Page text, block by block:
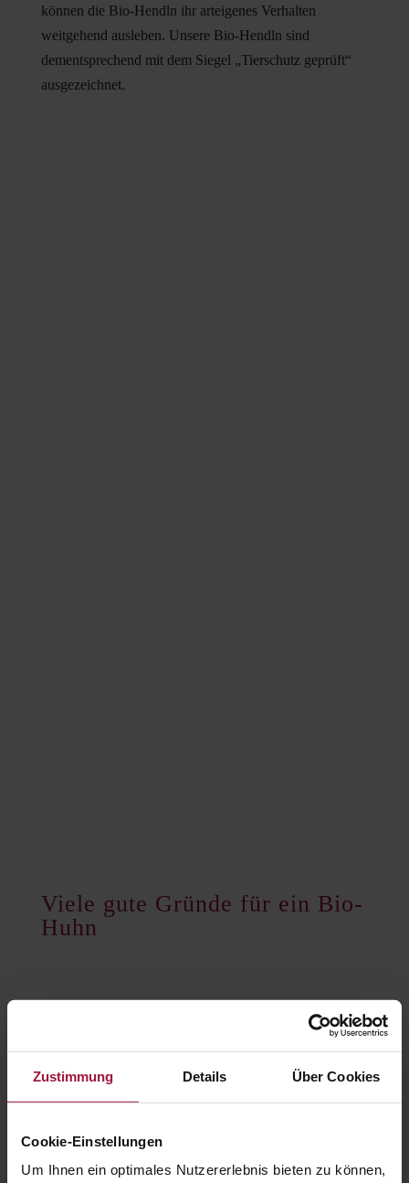
Zustimmung Details Über Cookies
Cookie-Einstellungen
Um Ihnen ein optimales Nutzererlebnis bieten zu können,
können die Bio-Hendln ihr arteigenes Verhalten
weitgehend ausleben. Unsere Bio-Hendln sind
dementsprechend mit dem Siegel „Tierschutz geprüft“
ausgezeichnet.
Viele gute Gründe für ein Bio-
Huhn
wachsende Rasse mit braunem
Federkleid
Viel Bewegungsfreiheit im
Stall